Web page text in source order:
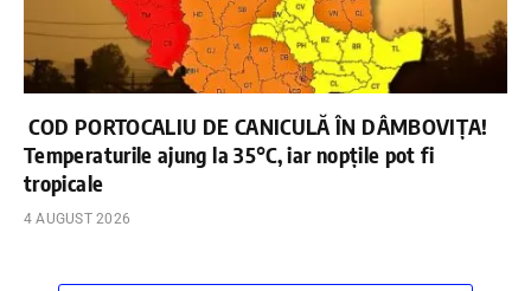
COD PORTOCALIU DE CANICULĂ ÎN DÂMBOVIȚA!
Temperaturile ajung la 35°C, iar nopțile pot fi
tropicale
4 AUGUST 2026